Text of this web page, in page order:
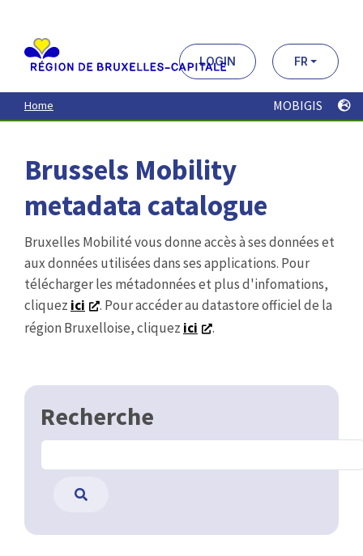
contenu
principal
LOGIN FR
Home MOBIGIS
Brussels Mobility
metadata catalogue
Bruxelles Mobilité vous donne accès à ses données et
aux données utilisées dans ses applications. Pour
télécharger les métadonnées et plus d'infomations,
cliquez ici
. Pour accéder au datastore officiel de la
région Bruxelloise, cliquez ici .
Recherche